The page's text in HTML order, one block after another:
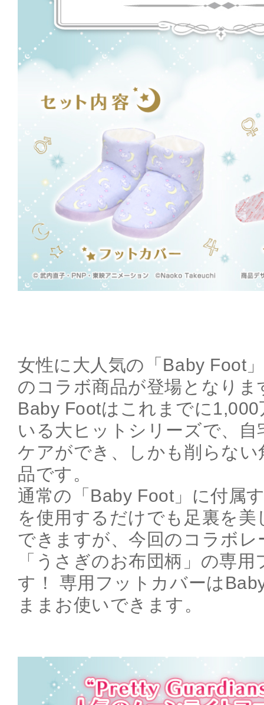
女性に大人気の「Baby Foot
のコラボ商品が登場となりま
Baby Footはこれまでに
いる大ヒットシリーズで、
ケアができ、しかも削らな
品です。
通常の「Baby Foot」に付属
を使用するだけでも足裏を
できますが、今回のコラボ
「うさぎのお布団柄」の専
す！ 専用フットカバーは
ままお使いできます。